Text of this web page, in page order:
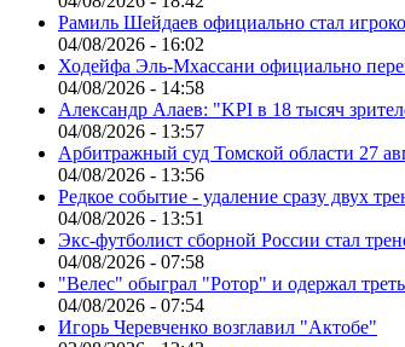
Рамиль Шейдаев официально стал
04/08/2026 - 16:02
Ходейфа Эль-Мхассани официально
04/08/2026 - 14:58
Александр Алаев: "KPI в 18 тысяч
04/08/2026 - 13:57
Арбитражный суд Томской области 27
04/08/2026 - 13:56
Редкое событие - удаление сразу двух
04/08/2026 - 13:51
Экс-футболист сборной России стал
04/08/2026 - 07:58
"Велес" обыграл "Ротор" и одержал
04/08/2026 - 07:54
Игорь Черевченко возглавил "Актобе"